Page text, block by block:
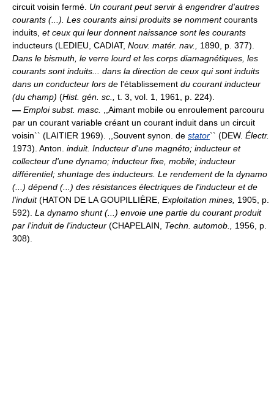
circuit voisin fermé. Un courant peut servir à engendrer d'autres
courants (...). Les courants ainsi produits se nommentcourants
induits, et ceux qui leur donnent naissance sont les courants
inducteurs (LEDIEU, CADIAT, Nouv. matér. nav., 1890, p. 377).
Dans le bismuth, le verre lourd et les corps diamagnétiques, les
courants sont induits... dans la direction de ceux qui sont induits
dans un conducteur lors de l'établissement du courant inducteur
(du champ) (Hist. gén. sc., t. 3, vol. 1, 1961, p. 224).
— Emploi subst. masc.
,,Aimant mobile ou enroulement parcouru
par un courant variable créant un courant induit dans un circuit
voisin`` (LAITIER 1969). ,,Souvent synon. de stator`` (DEW. Électr.
1973). Anton. induit. Inducteur d'une magnéto; inducteur et
collecteur d'une dynamo; inducteur fixe, mobile; inducteur
différentiel; shuntage des inducteurs. Le rendement de la dynamo
(...) dépend (...) des résistances électriques de l'inducteur et de
l'induit(HATON DE LA GOUPILLIÈRE, Exploitation mines, 1905, p.
592). La dynamo shunt (...) envoie une partie du courant produit
par l'induit de l'inducteur (CHAPELAIN, Techn. automob., 1956, p.
308).